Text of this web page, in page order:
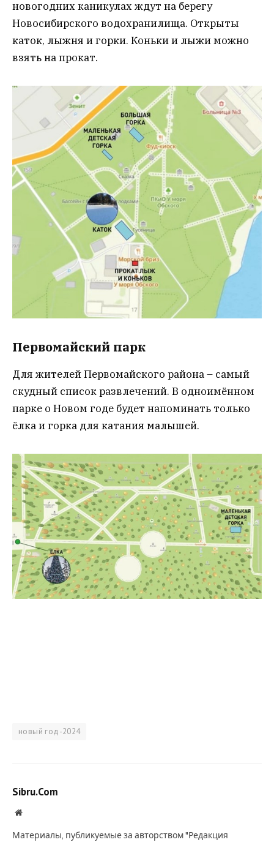
новогодних каникулах ждут на берегу
Новосибирского водохранилища. Открыты
каток, лыжня и горки. Коньки и лыжи можно
взять на прокат.
Первомайский парк
Для жителей Первомайского района – самый
скудный список развлечений. В одноимённом
парке о Новом годе будет напоминать только
ёлка и горка для катания малышей.
новый год-2024
Sibru.Com
Website
Материалы, публикуемые за авторством "Редакция